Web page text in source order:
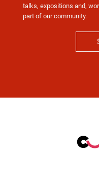
talks, expositions and,
part of our community.